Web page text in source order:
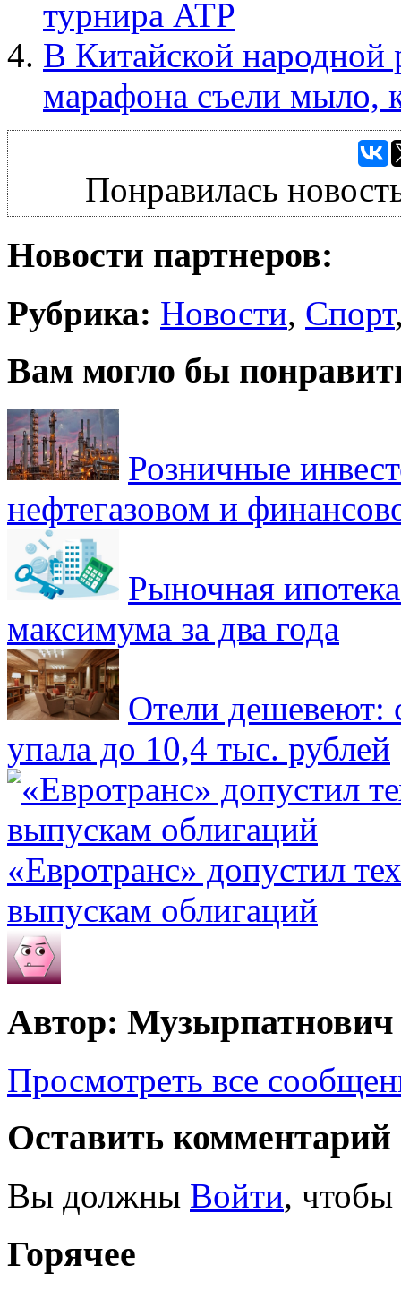
турнира ATP
В Китайской народной
марафона съели мыло,
Понравилась
Новости партнеров:
Рубрика: Новости, Спорт
Вам могло бы
Розничные
нефтегазовом и
Рыночная
максимума за два года
Отели дешевеют:
упала до 10,4 тыс. рублей
«Евротранс» допустил
выпускам облигаций
Автор: Музырпатнович
Просмотреть все
Оставить комментарий
Вы должны Войти, чтобы
Горячее